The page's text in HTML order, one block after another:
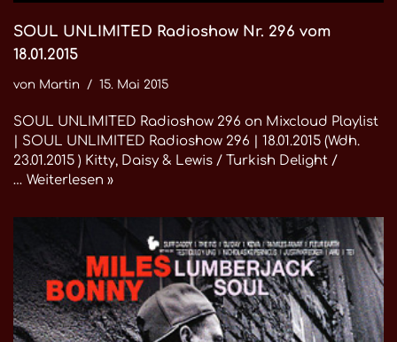
SOUL UNLIMITED Radioshow Nr. 296 vom
18.01.2015
von Martin 15. Mai 2015
SOUL UNLIMITED Radioshow 296 on Mixcloud Playlist
| SOUL UNLIMITED Radioshow 296 | 18.01.2015 (Wdh.
23.01.2015 ) Kitty, Daisy & Lewis / Turkish Delight /
… Weiterlesen »